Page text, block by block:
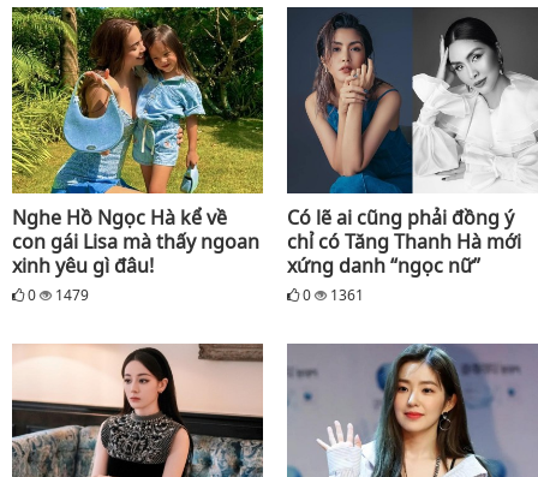
Nghe Hồ Ngọc Hà kể về
con gái Lisa mà thấy ngoan
xinh yêu gì đâu!
0 1479
Có lẽ ai cũng phải đồng ý
chỉ có Tăng Thanh Hà mới
xứng danh “ngọc nữ”
0 1361